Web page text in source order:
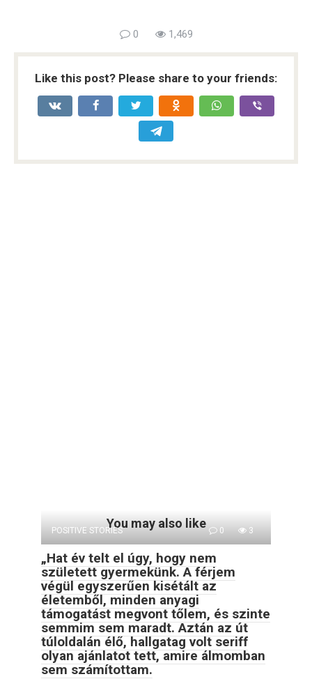
0 1,469
Like this post? Please share to your friends:
You may also like
POSITIVE STORIES 0 3
„Hat év telt el úgy, hogy nem
született gyermekünk. A férjem
végül egyszerűen kisétált az
életemből, minden anyagi
támogatást megvont tőlem, és szinte
semmim sem maradt. Aztán az út
túloldalán élő, hallgatag volt seriff
olyan ajánlatot tett, amire álmomban
sem számítottam.